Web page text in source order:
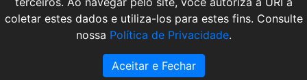
© 2021. NTI URI/FW.
coletar estes dados e utiliza-los para estes fins. Consulte
nossa Política de Privacidade.
Aceitar e Fechar